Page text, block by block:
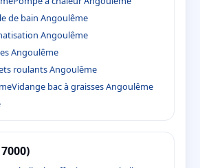
de bain Angoulême
Angoulême
Angoulême
roulants Angoulême
Vidange bac à graisses Angoulême